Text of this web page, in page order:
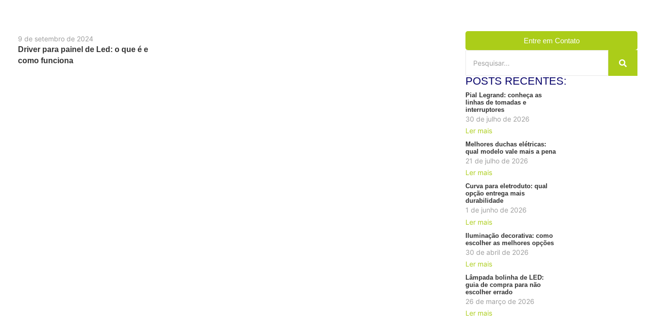
9 de setembro de 2024
Driver para painel de Led: o que é e
como funciona
Entre em Contato
POSTS RECENTES:
Pial Legrand: conheça as
linhas de tomadas e
interruptores
30 de julho de 2026
Ler mais
Melhores duchas elétricas:
qual modelo vale mais a pena
21 de julho de 2026
Ler mais
Curva para eletroduto: qual
opção entrega mais
durabilidade
1 de junho de 2026
Ler mais
Iluminação decorativa: como
escolher as melhores opções
30 de abril de 2026
Ler mais
Lâmpada bolinha de LED:
guia de compra para não
escolher errado
26 de março de 2026
Ler mais